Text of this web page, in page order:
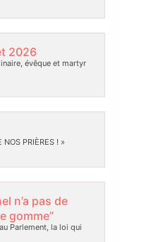
2026
évêque et martyr
NOS PRIÈRES ! »
n’a pas de
gomme”
Parlement, la loi qui